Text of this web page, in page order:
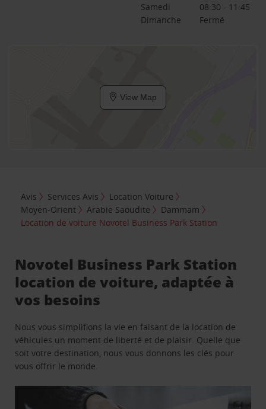
Samedi
08:30 - 11:45
Dimanche
Fermé
View Map
Avis Services Avis
Location Voiture
Moyen-Orient
Arabie Saoudite
Dammam
Location de voiture Novotel Business Park Station
Novotel Business Park Station
location de voiture, adaptée à
vos besoins
Nous vous simplifions la vie en faisant de la location de
véhicules un moment de liberté et de plaisir. Quelle que
soit votre destination, nous vous donnons les clés pour
vous offrir le monde.